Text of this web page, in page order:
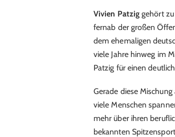
Vivien Patzig gehört
fernab der großen
dem ehemaligen
viele Jahre hinweg im
Patzig für einen
Gerade diese
viele Menschen
mehr über ihren
bekannten